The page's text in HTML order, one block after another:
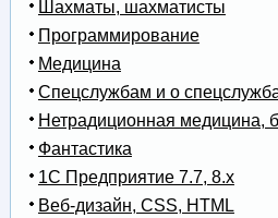
Шахматы, шахматисты
Программирование
Медицина
Спецслужбам и о
Нетрадиционная медицина,
Фантастика
1С Предприятие 7.7, 8.x
Веб-дизайн, CSS, HTML